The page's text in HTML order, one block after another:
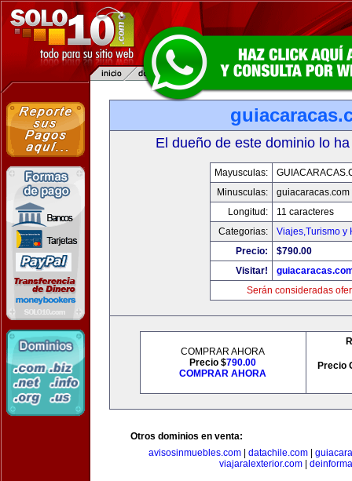
El dueño de este dominio lo
Mayusculas:
Minusculas:
guiacaracas.com
Longitud:
11 caracteres
Categorias:
Viajes,Turismo y
Precio:
$790.00
Visitar!
Serán consideradas
COMPRAR AHORA
Precio $790.00
COMPRAR AHORA
Precio
Otros dominios en venta:
avisosinmuebles.com
datachile.com
viajaralexterior.com|